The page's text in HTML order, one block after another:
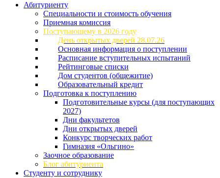
Абитуриенту
Специальности и стоимость обучения
Приемная комиссия
Поступающему в 2026 году
День открытых дверей 28.07.26
Основная информация о поступлении
Расписание вступительных испытаний
Рейтинговые списки
Дом студентов (общежитие)
Образовательный кредит
Подготовка к поступлению
Подготовительные курсы (для поступающих
2027)
Дни факультетов
Дни открытых дверей
Конкурс творческих работ
Гимназия «Ольгино»
Заочное образование
Блог абитуриента
Студенту и сотруднику